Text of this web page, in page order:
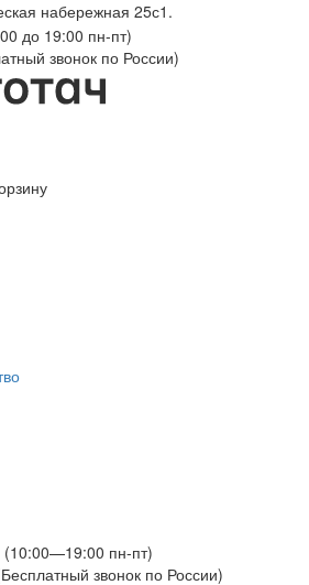
набережная 25с1.
до 19:00 пн-пт)
звонок по России)
(10:00—19:00 пн-пт)
звонок по России)